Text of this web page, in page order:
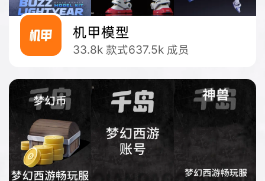
机甲模型
33.8k 款式637.5k 成员